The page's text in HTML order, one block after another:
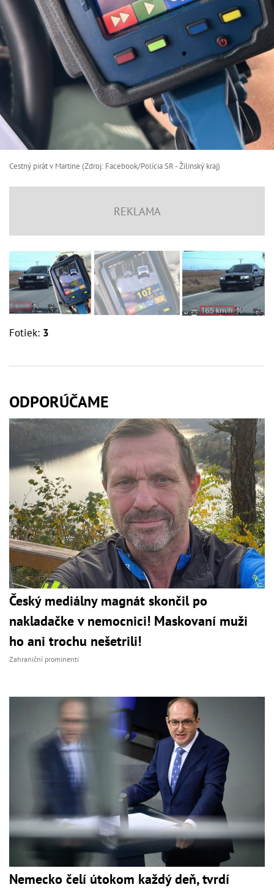
Cestný pirát v Martine (Zdroj: Facebook/Polícia SR - Žilinský kraj)
Fotiek: 3
ODPORÚČAME
Český mediálny magnát skončil po
nakladačke v nemocnici! Maskovaní muži
ho ani trochu nešetrili!
Zahraniční prominenti
Nemecko čelí útokom každý deň, tvrdí